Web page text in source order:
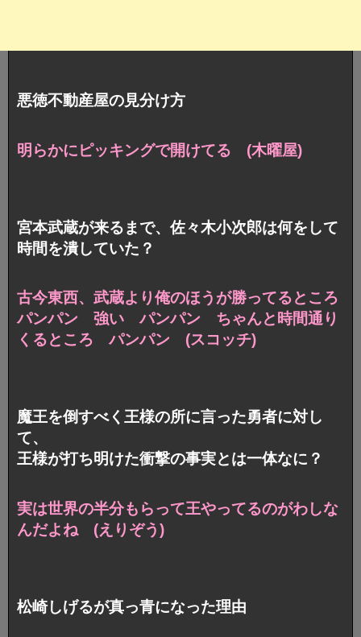
悪徳不動産屋の見分け方
明らかにピッキングで開けてる (木曜屋)
宮本武蔵が来るまで、佐々木小次郎は何をして
時間を潰していた？
古今東西、武蔵より俺のほうが勝ってるところ
パンパン 強い パンパン ちゃんと時間通り
くるところ パンパン (スコッチ)
魔王を倒すべく王様の所に言った勇者に対し
て、
王様が打ち明けた衝撃の事実とは一体なに？
実は世界の半分もらって王やってるのがわしな
んだよね (えりぞう)
松崎しげるが真っ青になった理由